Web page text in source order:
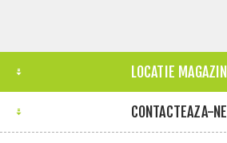
LOCATIE MAGAZIN
CONTACTEAZA-NE